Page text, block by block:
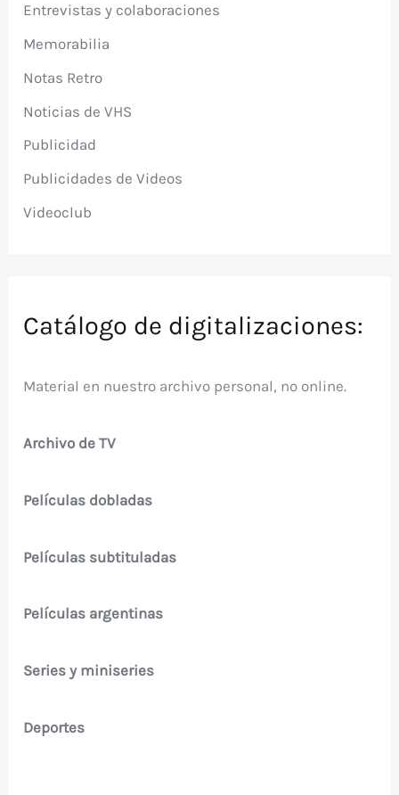
Entrevistas y colaboraciones
Memorabilia
Notas Retro
Noticias de VHS
Publicidad
Publicidades de Videos
Videoclub
Catálogo de digitalizaciones:
Material en nuestro archivo personal, no online.
Archivo de TV
Películas dobladas
Películas subtituladas
Películas argentinas
Series y miniseries
Deportes